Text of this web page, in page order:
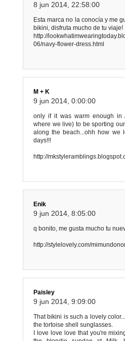
8 jun 2014, 22:58:00
Esta marca no la conocía y me
bikini, disfruta mucho de tu viaje!
http://
06/navy-flower-dress.html
M + K
9 jun 2014, 0:00:00
only if it was warm enough in
where we live) to be sporting
along the beach...ohh how we
days!!!
http://
Enik
9 jun 2014, 8:05:00
q bonito, me gusta mucho tu
http://stylelovely.com/
Paisley
9 jun 2014, 9:09:00
That bikini is such a lovely
the tortoise shell sunglasses.
I love love love that you're